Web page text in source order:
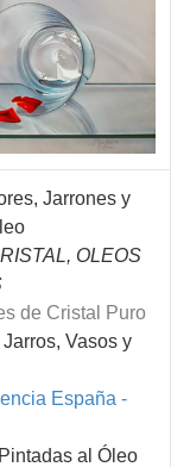
Jarrones y
OLEOS
de Cristal Puro
Vasos y
España -
al Óleo